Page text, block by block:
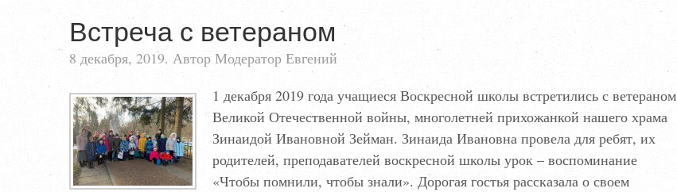
Встреча с ветераном
8 декабря, 2019. Автор Модератор Евгений
1 декабря 2019 года учащиеся Воскресной школы встретились с ветераном
Великой Отечественной войны, многолетней прихожанкой нашего храма
Зинаидой Ивановной Зейман. Зинаида Ивановна провела для ребят, их
родителей, преподавателей воскресной школы урок – воспоминание
«Чтобы помнили, чтобы знали». Дорогая гостья рассказала о своем